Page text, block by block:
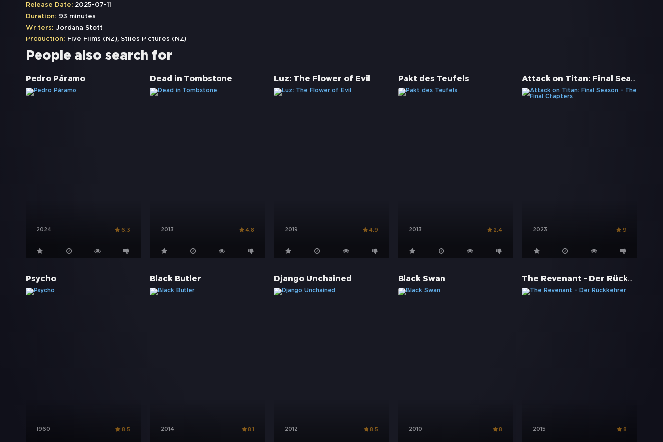
Release Date: 2025-07-11
Duration: 93 minutes
Writers: Jordana Stott
Production: Five Films (NZ), Stiles Pictures (NZ)
People also search for
Pedro Páramo
2024 6.3
Dead in Tombstone
2013 4.8
Luz: The Flower of Evil
2019 4.9
Pakt des Teufels
2013 2.4
Attack on Titan: Final Season - The Final Chapters
2023 9
Psycho
1960 8.5
Black Butler
2014 8.1
Django Unchained
2012 8.5
Black Swan
2010 8
The Revenant - Der Rückkehrer
2015 8